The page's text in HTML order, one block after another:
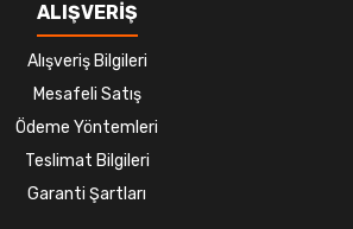
ALIŞVERİŞ
Alışveriş Bilgileri
Mesafeli Satış
Ödeme Yöntemleri
Teslimat Bilgileri
Garanti Şartları